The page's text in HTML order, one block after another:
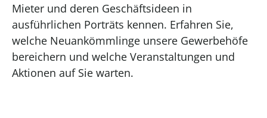
Mieter und deren Geschäftsideen in
ausführlichen Porträts kennen. Erfahren Sie,
welche Neuankömmlinge unsere Gewerbehöfe
bereichern und welche Veranstaltungen und
Aktionen auf Sie warten.